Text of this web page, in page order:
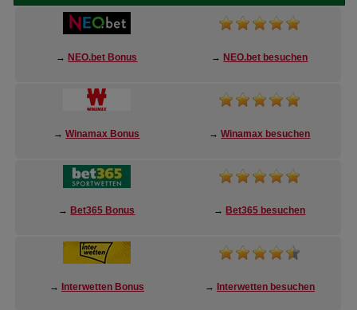
→ NEO.bet Bonus → NEO.bet besuchen
→Winamax Bonus →Winamax besuchen
→ Bet365 Bonus → Bet365 besuchen
→ Interwetten Bonus → Interwetten besuchen